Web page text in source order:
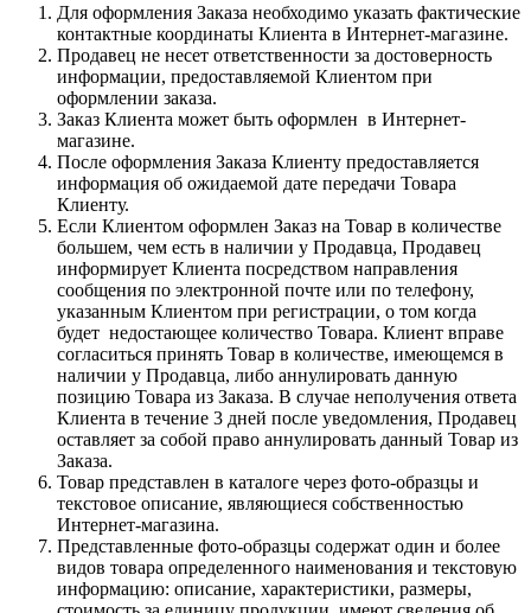
Для оформления Заказа необходимо указать фактические
контактные координаты Клиента в Интернет-магазине.
Продавец не несет ответственности за достоверность
информации, предоставляемой Клиентом при
оформлении заказа.
Заказ Клиента может быть оформлен в Интернет-
магазине.
После оформления Заказа Клиенту предоставляется
информация об ожидаемой дате передачи Товара
Клиенту.
Если Клиентом оформлен Заказ на Товар в количестве
большем, чем есть в наличии у Продавца, Продавец
информирует Клиента посредством направления
сообщения по электронной почте или по телефону,
указанным Клиентом при регистрации, о том когда
будет недостающее количество Товара. Клиент вправе
согласиться принять Товар в количестве, имеющемся в
наличии у Продавца, либо аннулировать данную
позицию Товара из Заказа. В случае неполучения ответа
Клиента в течение 3 дней после уведомления, Продавец
оставляет за собой право аннулировать данный Товар из
Заказа.
Товар представлен в каталоге через фото-образцы и
текстовое описание, являющиеся собственностью
Интернет-магазина.
Представленные фото-образцы содержат один и более
видов товара определенного наименования и текстовую
информацию: описание, характеристики, размеры,